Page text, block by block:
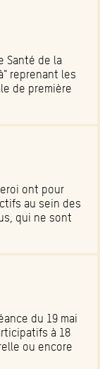
Santé de la
reprenant les
de première
ont pour
au sein des
qui ne sont
du 19 mai
à 18
ou encore